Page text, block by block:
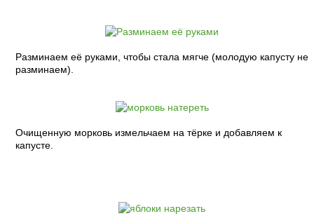
Разминаем её руками, чтобы стала мягче (молодую капусту не
разминаем).
Очищенную морковь измельчаем на тёрке и добавляем к
капусте.